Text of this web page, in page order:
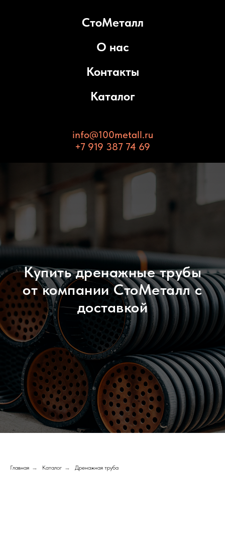
СтоМеталл
О нас
Контакты
Каталог
info@100metall.ru
+7 919 387 74 69
Купить дренажные трубы
от компании СтоМеталл с
доставкой
Главная → Каталог → Дренажная труба